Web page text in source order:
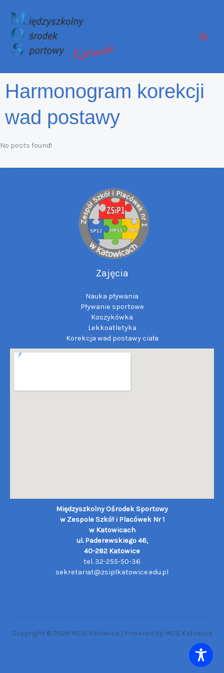
treści
Harmonogram korekcji
wad postawy
No posts found!
Zajęcia
Nauka pływania
Pływanie sportowe
Koszykówka
Lekkoatletyka
Korekcja wad postawy ciała
Międzyszkolny Ośrodek Sportowy
w Zespole Szkół i Placówek Nr 1
w Katowicach
ul. Paderewskiego 46,
40-282 Katowice
tel. 32-255-50-36
sekretariat@zsip1katowice.edu.pl
Copyright © 2026 MOS Katowice | Powered by MOS Katowice